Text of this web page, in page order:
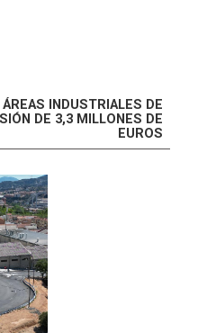
INDUSTRIALES DE
DE 3,3 MILLONES DE
EUROS